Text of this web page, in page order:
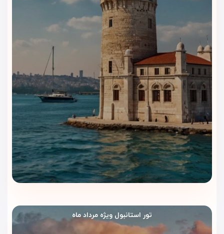
متنوع و دسترسی آسان به جاذبه‌های شهر، یکی از بهترین گزینه‌ها
برای مسافران ایرانی است. اما زمانی که این هتل را از طریق
رزرو کنید، مزایای بیشتری نصیبتان می‌شود:
🛎رزرو مطمئن و سریع
با بهترین قیمت‌ها
پشتیبانی ۲۴ ساعته
در طول سفر
مشاوره تخصصیبرای انتخاب بهترین اتاق و خدمات
پکیج‌های کامل سفر شامل پرواز، ترنسفر فرودگاهی و گشت
شهری
سفر بدون دغدغهبا تیم حرفه‌ای ویداگشت
با ویداگشت، اقامت شما در هتل نوا پلازا کریستال استانبول تنها
به‌یادماندنی از سفر به استانبول خواهد شد.
تور استانبول ویژه مرداد ماه